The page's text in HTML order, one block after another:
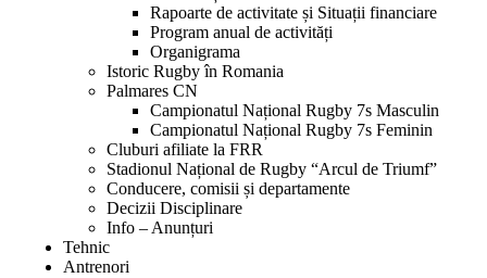
Rapoarte de activitate și Situații financiare
Program anual de activități
Organigrama
Istoric Rugby în Romania
Palmares CN
Campionatul Național Rugby 7s Masculin
Campionatul Național Rugby 7s Feminin
Cluburi afiliate la FRR
Stadionul Național de Rugby “Arcul de Triumf”
Conducere, comisii și departamente
Decizii Disciplinare
Info – Anunțuri
Tehnic
Antrenori